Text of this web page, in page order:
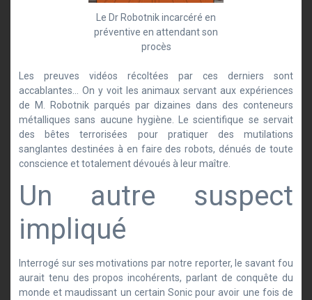
Le Dr Robotnik incarcéré en
préventive en attendant son
procès
Les preuves vidéos récoltées par ces derniers sont
accablantes… On y voit les animaux servant aux expériences
de M. Robotnik parqués par dizaines dans des conteneurs
métalliques sans aucune hygiène. Le scientifique se servait
des bêtes terrorisées pour pratiquer des mutilations
sanglantes destinées à en faire des robots, dénués de toute
conscience et totalement dévoués à leur maître.
Un autre suspect
impliqué
Interrogé sur ses motivations par notre reporter, le savant fou
aurait tenu des propos incohérents, parlant de conquête du
monde et maudissant un certain Sonic pour avoir une fois de